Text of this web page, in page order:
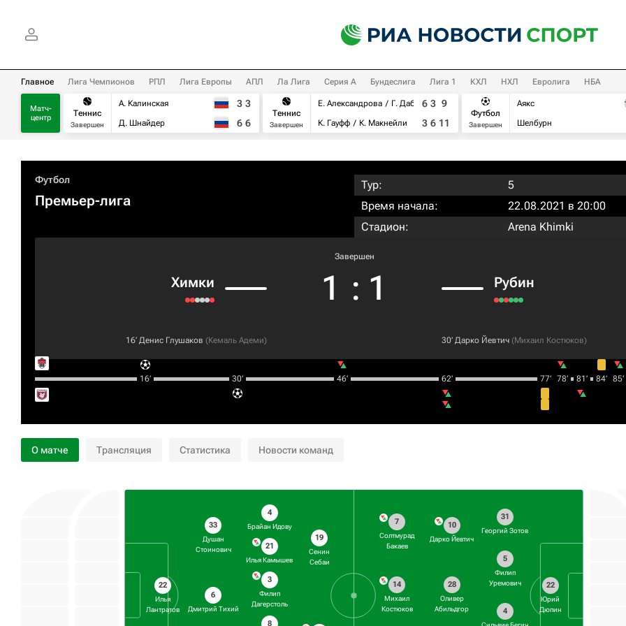
Главное Лига Чемпионов РПЛ Лига Европы АПЛ Ла Лига Серия А Бундеслига Лига 1 КХЛ НХЛ Евролига НБА
Матч-
центр
Теннис
Завершен
А. Калинская
Д. Шнайдер
3 3
6 6
Теннис
Завершен
Е. Александрова
Г. Дабровски
К. Гауфф
К. Макнейли
6 3 9
3 6 11
Футбол
Завершен
Аякс
Шелбурн
Футбол
Премьер-лига
Тур:
5
Время начала:
22.08.2021 в 20:00
Стадион:
Arena Khimki
Химки
Завершен
1 : 1 Рубин
16‎’‎ Денис Глушаков (Кемаль Адеми) 30‎’‎ Дарко Йевтич (Михаил Костюков)
16‎’‎ 30‎’‎ 46‎’‎ 62‎’‎ 77‎’‎ 78‎’‎ 81‎’‎ 84‎’‎ 85‎’‎
О матче Трансляция Статистика Новости команд
22
Илья
Лантратов
33
Душан
Стоинович
6
Дмитрий Тихий
4
Брайан Идову
21
Илья Камышев
3
Филип
Дагерстоль
8
19
Сенин
Себаи
22
Юрий
Дюпин
31
Георгий Зотов
5
Филип
Уремович
4
10
Дарко Йевтич
28
Оливер
Абильдгор
7
Солтмурад
Бакаев
14
Михаил
Костюков